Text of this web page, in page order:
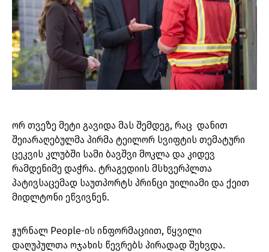
ორ თვეზე მეტი გავიდა მას შემდეგ, რაც დანით
შეიარაღებულმა პირმა ტეილორ სვიფტის თემატური
ცეკვის კლუბში სამი ბავშვი მოკლა და კიდევ
რამდენიმე დაჭრა. ტრაგედიის მსხვერპლთა
პატივსაცემად საუთპორტს პრინცი უილიამი და ქეით
მიდლტონი ეწვივნენ.
ჟურნალ People-ის ინფორმაციით, წყვილი
დაღუპულთა ოჯახის წევრებს პირადად შეხვდა.